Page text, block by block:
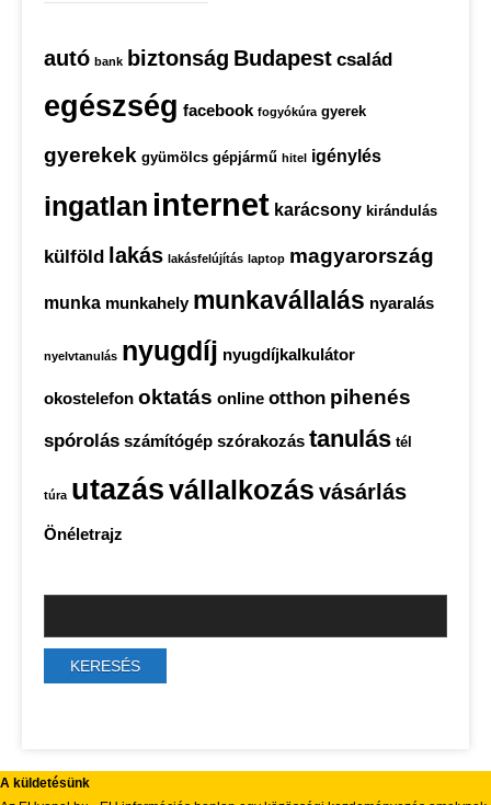
autó bank biztonság Budapest család
egészség facebook fogyókúra gyerek
gyerekek gyümölcs gépjármű hitel igénylés
ingatlan internet karácsony kirándulás
külföld lakás lakásfelújítás laptop magyarország
munka munkahely munkavállalás nyaralás
nyelvtanulás nyugdíj nyugdíjkalkulátor
okostelefon oktatás online otthon pihenés
spórolás számítógép szórakozás tanulás tél
túra utazásvállalkozás vásárlás
Önéletrajz
A küldetésünk